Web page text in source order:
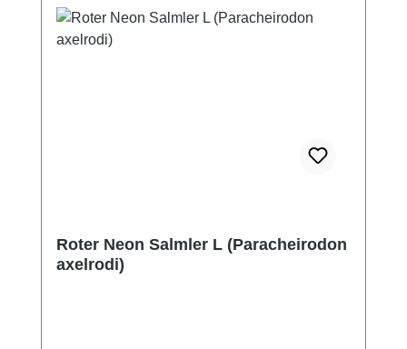
Roter Neon Salmler L (Paracheirodon
axelrodi)